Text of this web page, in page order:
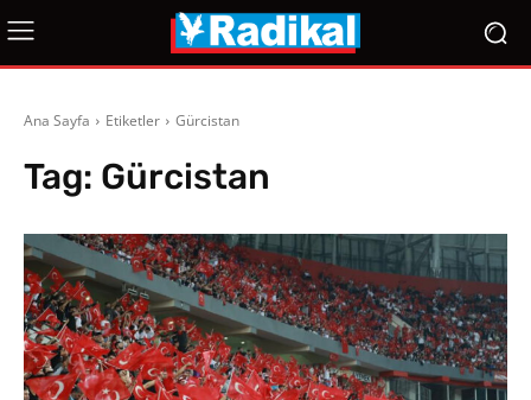
Ana Sayfa Etiketler Gürcistan
Tag: Gürcistan